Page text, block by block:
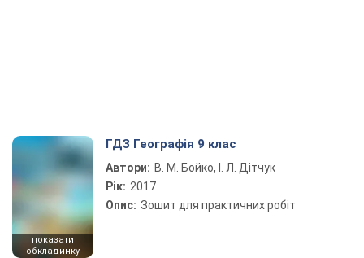
показати
обкладинку
ГДЗ Географія 9 клас
Автори: В. М. Бойко, І. Л. Дітчук
Рік: 2017
Опис: Зошит для практичних робіт